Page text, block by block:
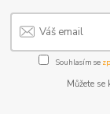
Souhlasím se
Můžete